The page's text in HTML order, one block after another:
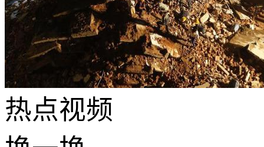
热点视频